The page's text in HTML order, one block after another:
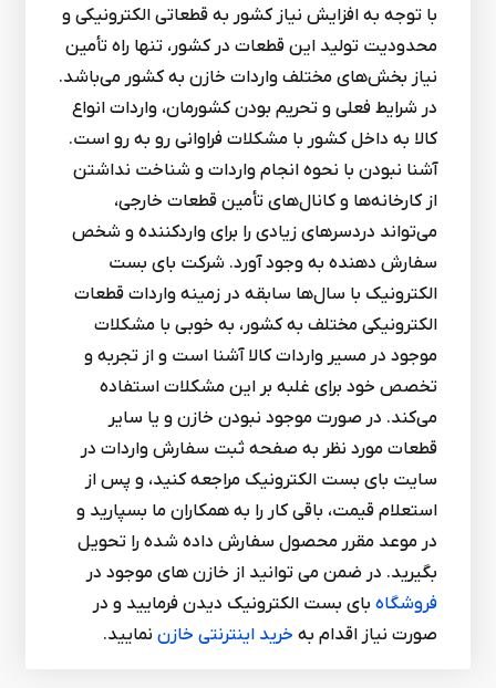
با توجه به افزایش نیاز کشور به قطعاتی الکترونیکی و
محدودیت تولید این قطعات در کشور، تنها راه تأمین
نیاز بخش‌های مختلف واردات خازن به کشور می‌باشد.
در شرایط فعلی و تحریم بودن کشورمان، واردات انواع
کالا به داخل کشور با مشکلات فراوانی رو به رو است.
آشنا نبودن با نحوه انجام واردات و شناخت نداشتن
از کارخانه‌ها و کانال‌های تأمین قطعات خارجی،
می‌تواند دردسرهای زیادی را برای واردکننده و شخص
سفارش دهنده به وجود آورد. شرکت بای بست
الکترونیک با سال‌ها سابقه در زمینه واردات قطعات
الکترونیکی مختلف به کشور، به خوبی با مشکلات
موجود در مسیر واردات کالا آشنا است و از تجربه و
تخصص خود برای غلبه بر این مشکلات استفاده
می‌کند. در صورت موجود نبودن خازن و یا سایر
قطعات مورد نظر به صفحه ثبت سفارش واردات در
سایت بای بست الکترونیک مراجعه کنید، و پس از
استعلام قیمت، باقی کار را به همکاران ما بسپارید و
در موعد مقرر محصول سفارش داده شده را تحویل
بگیرید. در ضمن می توانید از خازن های موجود در
فروشگاه بای بست الکترونیک دیدن فرمایید و در
صورت نیاز اقدام به خرید اینترنتی خازن نمایید.